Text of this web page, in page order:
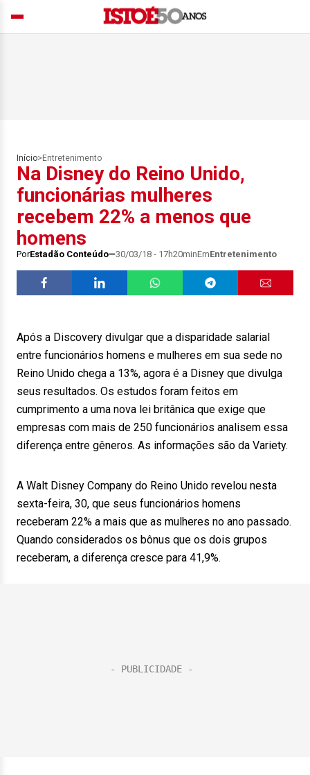
Início> Entretenimento
Na Disney do Reino Unido,
funcionárias mulheres
recebem 22% a menos que
homens
PorEstadão Conteúdo 30/03/18 - 17h20minEmEntretenimento
Após a Discovery divulgar que a disparidade salarial
entre funcionários homens e mulheres em sua sede no
Reino Unido chega a 13%, agora é a Disney que divulga
seus resultados. Os estudos foram feitos em
cumprimento a uma nova lei britânica que exige que
empresas com mais de 250 funcionários analisem essa
diferença entre gêneros. As informações são da Variety.
A Walt Disney Company do Reino Unido revelou nesta
sexta-feira, 30, que seus funcionários homens
receberam 22% a mais que as mulheres no ano passado.
Quando considerados os bônus que os dois grupos
receberam, a diferença cresce para 41,9%.